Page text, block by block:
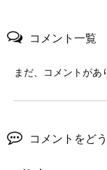
コメント一覧
まだ、コメントがあ
コメントをど